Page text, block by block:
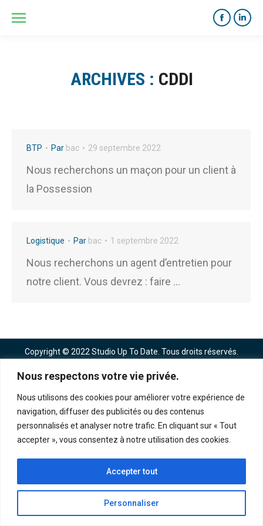
Nous respectons votre vie privée.
Nous utilisons des cookies pour améliorer votre expérience de
navigation, diffuser des publicités ou des contenus
personnalisés et analyser notre trafic. En cliquant sur « Tout
accepter », vous consentez à notre utilisation des cookies.
Personnaliser
Accepter tout
ARCHIVES : CDDI
BTP Par bac 29 septembre 2022
Nous recherchons un maçon pour un client à
la Possession
Logistique Par bac 1 septembre 2022
Nous recherchons un agent d’entretien pour
notre client. Vous devrez : faire …
Copyright © 2022 Studio Up To Date. Tous droits réservés.